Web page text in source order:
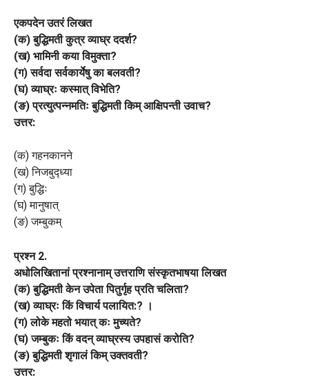
एकपदेन उतरं लिखत
(क) बुद्धिमती कुत्र व्याघ्र ददर्श?
(ख) भामिनी कया विमुक्ता?
(ग) सर्वदा सर्वकार्येषु का बलवती?
(घ) व्याघ्रः कस्मात् विभेति?
(ङ) प्रत्युत्पन्नमतिः बुद्धिमती किम् आक्षिपन्ती उवाच?
उत्तर:
(क) गहनकानने
(ख) निजबुद्ध्या
(ग) बुद्धिः
(घ) मानुषात्
(ङ) जम्बुकम्
प्रश्न 2.
अधोलिखितानां प्रश्नानाम् उत्तराणि संस्कृतभाषया लिखत
(क) बुद्धिमती केन उपेता पितुर्गृह प्रति चलिता?
(ख) व्याघ्रः किं विचार्य पलायित:? ।
(ग) लोके महतो भयात् कः मुच्यते?
(घ) जम्बुकः किं वदन् व्याघ्रस्य उपहासं करोति?
(ङ) बुद्धिमती शृगालं किम् उक्तवती?
उत्तर: